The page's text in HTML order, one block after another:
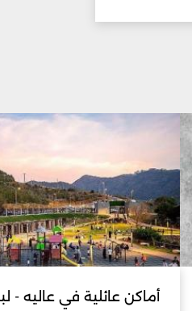
أماكن عائلية في عاليه -